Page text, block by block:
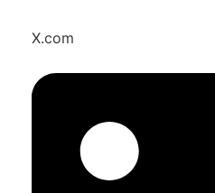
X.com